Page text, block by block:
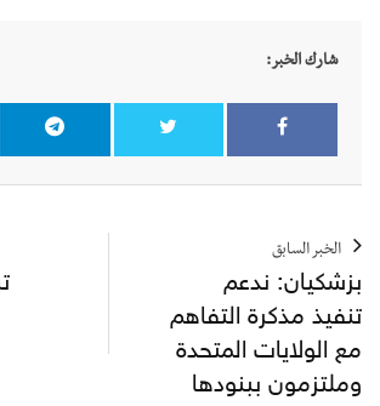
شارك الخبر:
الخبر السابق
بزشكيان: ندعم
تنفيذ مذكرة التفاهم
مع الولايات المتحدة
وملتزمون ببنودها